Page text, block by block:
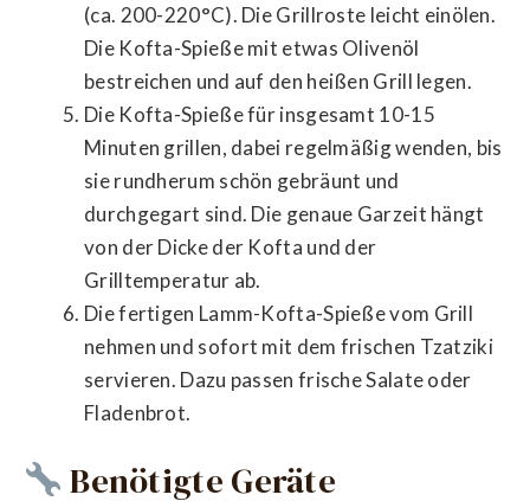
(ca. 200-220°C). Die Grillroste leicht einölen.
Die Kofta-Spieße mit etwas Olivenöl
bestreichen und auf den heißen Grill legen.
Die Kofta-Spieße für insgesamt 10-15
Minuten grillen, dabei regelmäßig wenden, bis
sie rundherum schön gebräunt und
durchgegart sind. Die genaue Garzeit hängt
von der Dicke der Kofta und der
Grilltemperatur ab.
Die fertigen Lamm-Kofta-Spieße vom Grill
nehmen und sofort mit dem frischen Tzatziki
servieren. Dazu passen frische Salate oder
Fladenbrot.
Benötigte Geräte